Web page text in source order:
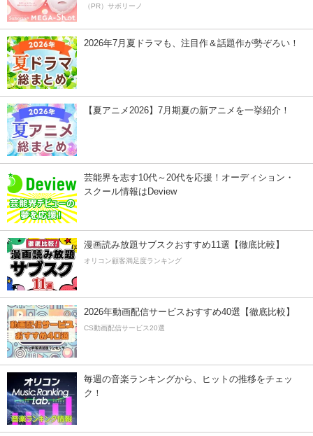
（PR）サボリーノ
2026年7月夏ドラマも、注目作＆話題作が勢ぞろい！
【夏アニメ2026】7月期夏の新アニメを一挙紹介！
芸能界を志す10代～20代を応援！オーディション・
スクール情報はDeview
漫画読み放題サブスクおすすめ11選【徹底比較】
オリコン顧客満足度ランキング
2026年動画配信サービスおすすめ40選【徹底比較】
CS動画配信サービス20選
毎週の音楽ランキングから、ヒットの推移をチェッ
ク！